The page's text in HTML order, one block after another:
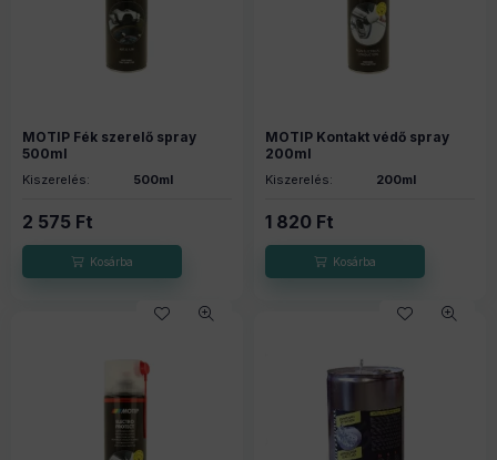
MOTIP Fék szerelő spray
500ml
Kiszerelés: 500ml
2 575 Ft
MOTIP Kontakt védő spray
200ml
Kiszerelés: 200ml
1 820 Ft